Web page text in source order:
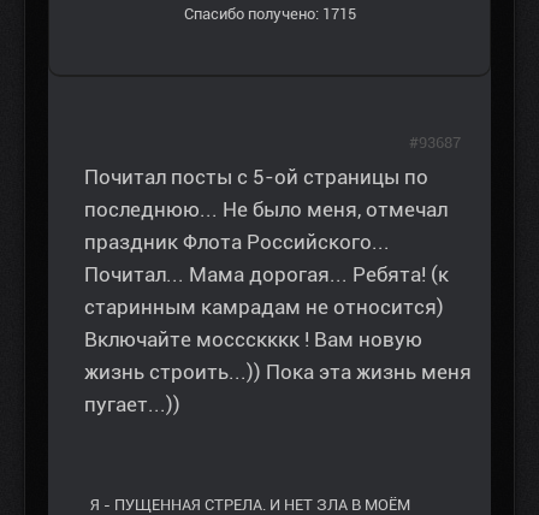
Спасибо получено: 1715
Почитал посты с 5-ой страницы по
последнюю... Не было меня, отмечал
праздник Флота Российского...
Почитал... Мама дорогая... Ребята! (к
старинным камрадам не относится)
Включайте моссскккк ! Вам новую
жизнь строить...)) Пока эта жизнь меня
пугает...))
Я - ПУЩЕННАЯ СТРЕЛА. И НЕТ ЗЛА В МОЁМ
#93687